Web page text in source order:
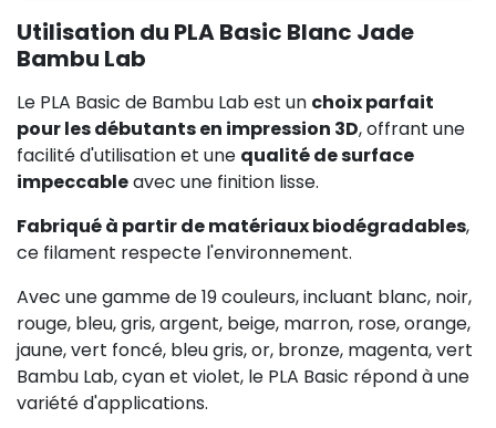
Utilisation du PLA Basic Blanc Jade
Bambu Lab
Le PLA Basic de Bambu Lab est un choix parfait
pour les débutants en impression 3D, offrant une
facilité d'utilisation et une qualité de surface
impeccableavec une finition lisse.
Fabriqué à partir de matériaux biodégradables,
ce filament respecte l'environnement.
Avec une gamme de 19 couleurs, incluant blanc, noir,
rouge, bleu, gris, argent, beige, marron, rose, orange,
jaune, vert foncé, bleu gris, or, bronze, magenta, vert
Bambu Lab, cyan et violet, le PLA Basic répond à une
variété d'applications.